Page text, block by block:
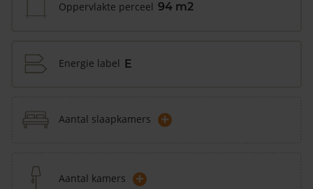
Oppervlakte perceel 94 m2
Energie label E
Aantal slaapkamers +
Aantal kamers +